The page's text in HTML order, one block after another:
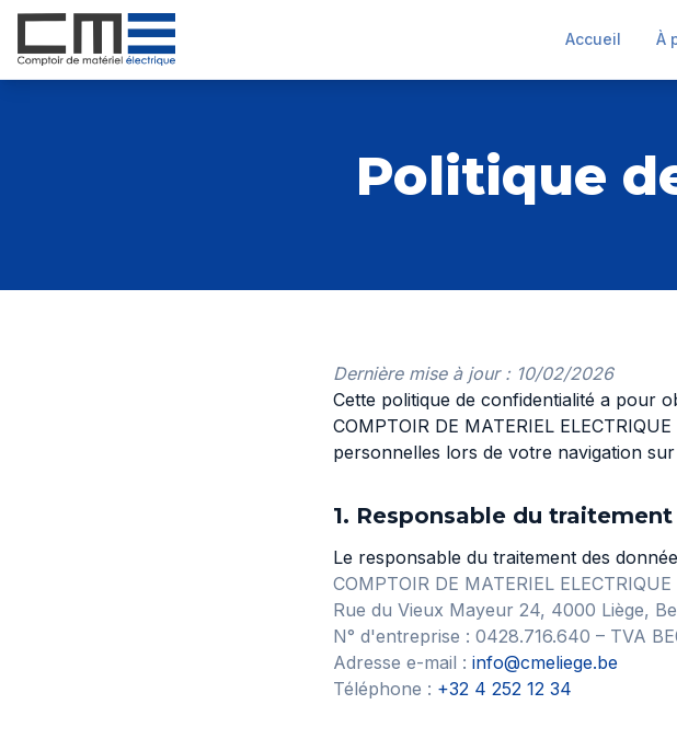
Accueil À
Politique
Dernière mise à jour : 10/02/2026
Cette politique de confidentialité a pour
COMPTOIR DE MATERIEL
personnelles lors de votre navigation sur
1. Responsable du traitement
Le responsable du traitement des
COMPTOIR DE MATERIEL ELECTRIQUE
Rue du Vieux Mayeur 24, 4000 Liège,
N° d'entreprise : 0428.716.640 – TVA
Adresse e-mail : info@cmeliege.be
Téléphone : +32 4 252 12 34